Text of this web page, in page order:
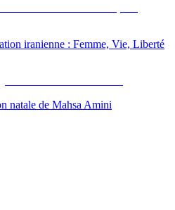
iranienne : Femme, Vie, Liberté
natale de Mahsa Amini